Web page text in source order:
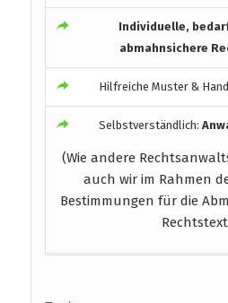
Individuelle,
abmahnsichere
Hilfreiche Muster &
Selbstverständlich:
(Wie andere
auch wir im Rahmen
Bestimmungen für die